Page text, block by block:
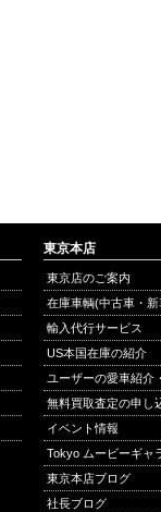
東京本店
東京店のご案内
在庫車輌(中古車・
輸入代行サービス
US本国在庫の紹介
ユーザーの愛車紹介
無料買取査定の申し
イベント情報
Tokyo ムービーギャ
東京本店ブログ
社長ブログ